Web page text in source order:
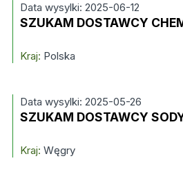
Data wysylki: 2025-06-12
SZUKAM DOSTAWCY
Kraj: Polska
Data wysylki: 2025-05-26
SZUKAM DOSTAWCY
Kraj: Węgry